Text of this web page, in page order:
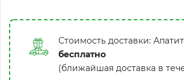
Стоимость доставки:
бесплатно
(ближайшая доставка в